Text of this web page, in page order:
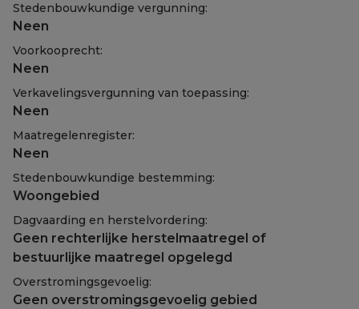
Stedenbouwkundige vergunning:
Neen
Voorkooprecht:
Neen
Verkavelingsvergunning van toepassing:
Neen
Maatregelenregister:
Neen
Stedenbouwkundige bestemming:
Woongebied
Dagvaarding en herstelvordering:
Geen rechterlijke herstelmaatregel of
bestuurlijke maatregel opgelegd
Overstromingsgevoelig:
Geen overstromingsgevoelig gebied